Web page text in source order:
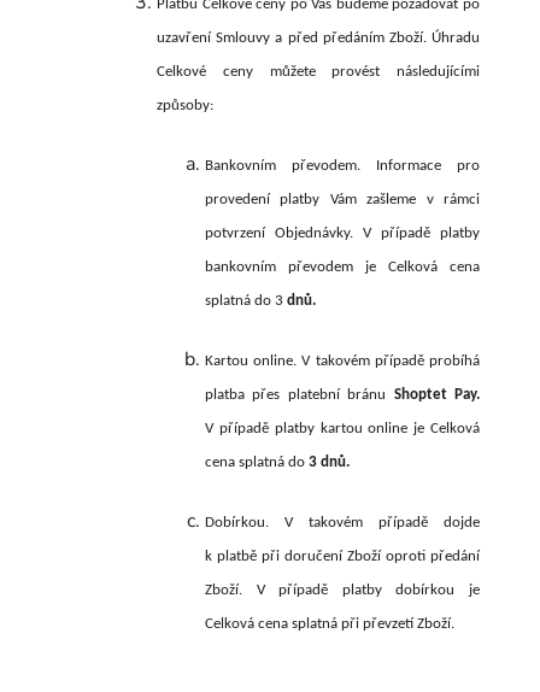
Platbu Celkové ceny po Vás budeme požadovat po
uzavření Smlouvy a před předáním Zboží. Úhradu
Celkové ceny můžete provést následujícími
způsoby:
Bankovním převodem. Informace pro
provedení platby Vám zašleme v rámci
potvrzení Objednávky. V případě platby
bankovním převodem je Celková cena
splatná do 3 dnů.
Kartou online. V takovém případě probíhá
platba přes platební bránu Shoptet Pay.
V případě platby kartou online je Celková
cena splatná do 3 dnů.
Dobírkou. V takovém případě dojde
k platbě při doručení Zboží oproti předání
Zboží. V případě platby dobírkou je
Celková cena splatná při převzetí Zboží.